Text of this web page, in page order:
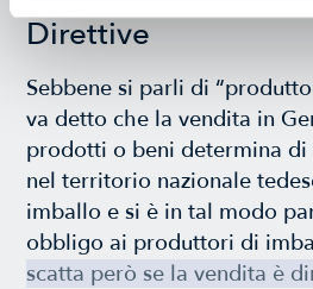
Direttive
Sebbene si parli di
va detto che la vendita in
prodotti o beni determina di
nel territorio nazionale
imballo e si è in tal modo
obbligo ai produttori di
scatta però se la vendita è